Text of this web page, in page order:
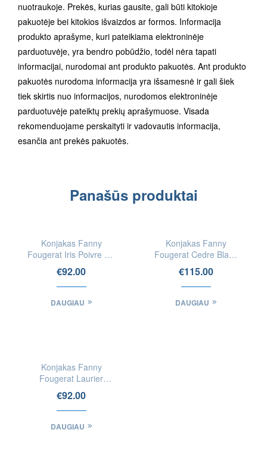
nuotraukoje. Prekės, kurias gausite, gali būti kitokioje
pakuotėje bei kitokios išvaizdos ar formos. Informacija
produkto aprašyme, kuri pateikiama elektroninėje
parduotuvėje, yra bendro pobūdžio, todėl nėra tapati
informacijai, nurodomai ant produkto pakuotės. Ant produkto
pakuotės nurodoma informacija yra išsamesnė ir gali šiek
tiek skirtis nuo informacijos, nurodomos elektroninėje
parduotuvėje pateiktų prekių aprašymuose. Visada
rekomenduojame perskaityti ir vadovautis informacija,
esančia ant prekės pakuotės.
Panašūs produktai
PARDUOTUVĖSE
Konjakas Fanny
Fougerat Iris Poivre XO
– Borderies
€92.00
DAUGIAU
PARDUOTUVĖSE
Konjakas Fanny
Fougerat Cedre Blanc
Extra – Fins Bois
€115.00
DAUGIAU
PARDUOTUVĖSE
Konjakas Fanny
Fougerat Laurier
D’Apollon – Petite
Champagne
Vendanges 2010
Cognac
€92.00
DAUGIAU